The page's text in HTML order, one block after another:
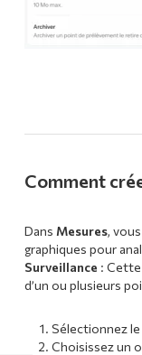
Comment
Dans Mesures,
graphiques pour
Surveillance :
d’un ou plusieurs
Sélectionnez le
Choisissez un